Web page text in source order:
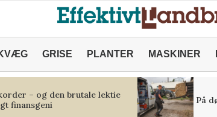
GRISE PLANTER MASKINER
– og den brutale lektie
finansgeni
På